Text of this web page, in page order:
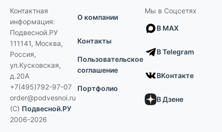
Контактная
информация:
Подвесной.РУ
111141, Москва,
Россия,
ул.Кусковская,
д.20А
+7(495)792-97-07
order@podvesnoi.ru
(C) Подвесной.РУ
2006-2026
О компании
Контакты
Пользовательское
соглашение
Портфолио
Мы в Соцсетях
В MAX
В Telegram
ВКонтакте
В Дзене